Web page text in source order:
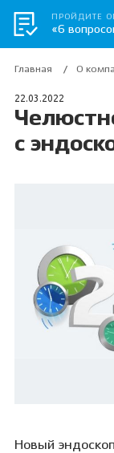
Главная О
22.03.2022
с
Новый эндоскоп
ПРОЙДИТЕ
«6